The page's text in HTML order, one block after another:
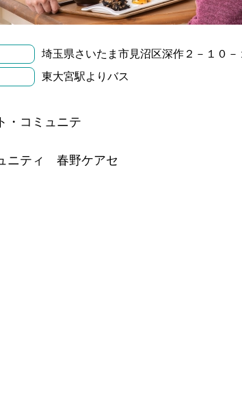
埼玉県さいたま市見沼区深作２－１０－
東大宮駅よりバス
・コミュニテ
ニティ 春野ケアセ